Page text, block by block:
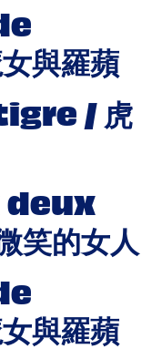
與羅蘋
/ 虎
deux
的女人
與羅蘋